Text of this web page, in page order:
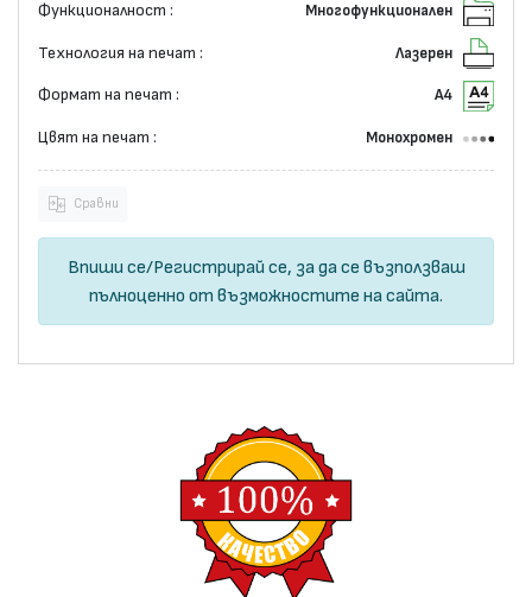
Функционалност : Многофункционален
Технология на печат : Лазерен
Формат на печат : А4
Цвят на печат : Монохромен
Сравни
Впиши се/Регистрирай се, за да се възползваш
пълноценно от възможностите на сайта.